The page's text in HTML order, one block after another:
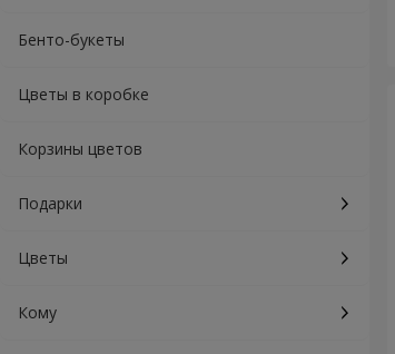
Бенто-букеты
Цветы в коробке
Корзины цветов
Подарки
Цветы
Кому